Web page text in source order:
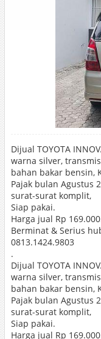
Dijual TOYOTA
warna silver,
bahan bakar bensin,
Pajak bulan Agustus
surat-surat komplit,
Siap pakai.
Harga jual Rp
Berminat & Serius
0813.1424.9803
.
Dijual TOYOTA
warna silver,
bahan bakar bensin,
Pajak bulan Agustus
surat-surat komplit,
Siap pakai.
Harga jual Rp